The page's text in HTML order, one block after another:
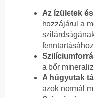
Az ízületek
hozzájárul a
a bőr
A húgyutak
azok normál